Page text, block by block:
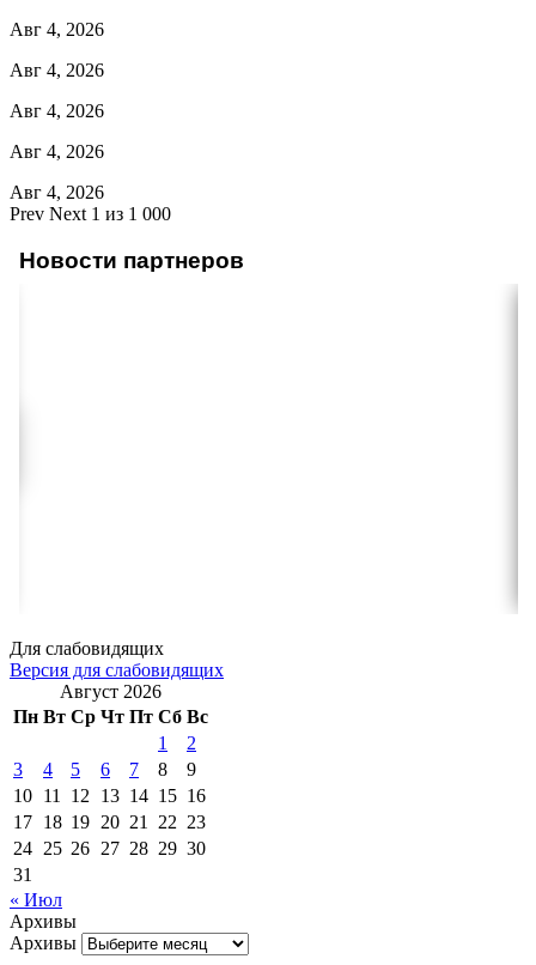
Авг 4, 2026
Авг 4, 2026
Авг 4, 2026
Авг 4, 2026
Авг 4, 2026
Prev Next 1 из 1 000
Новости партнеров
Для слабовидящих
Версия для слабовидящих
Август 2026
Пн Вт Ср Чт Пт Сб Вс
1
2
3
4 5 6 7 8
9
10 11 12 13 14 15 16
17 18 19 20 21 22 23
24 25 26 27 28 29 30
31
« Июл
Архивы
Архивы